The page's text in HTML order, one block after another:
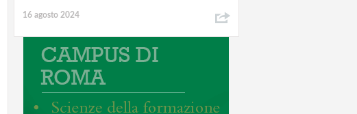
16 agosto 2024